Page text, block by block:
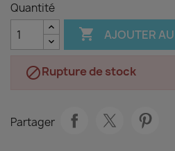
Quantité
 AJOUTER
Rupture de stock
Partager